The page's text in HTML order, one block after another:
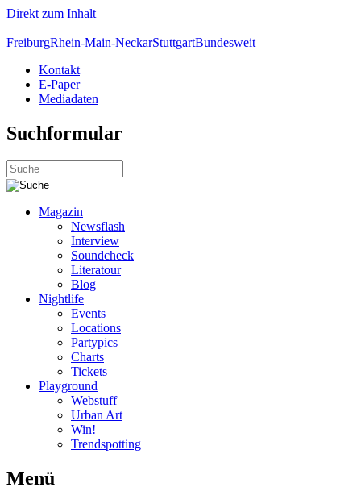
Direkt zum Inhalt
FreiburgRhein-Main-NeckarStuttgartBundesweit
Kontakt
E-Paper
Mediadaten
Suchformular
Magazin
Newsflash
Interview
Soundcheck
Literatour
Blog
Nightlife
Events
Locations
Partypics
Charts
Tickets
Playground
Webstuff
Urban Art
Win!
Trendspotting
Menü